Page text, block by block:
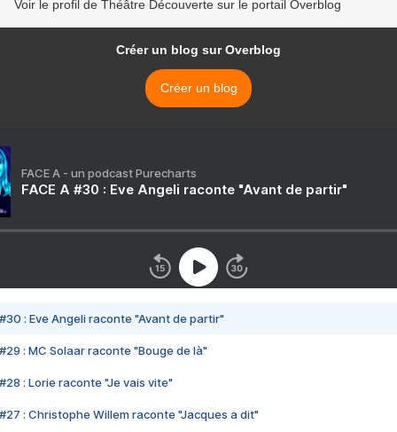
Voir le profil de Théâtre Découverte sur le portail Overblog
Créer un blog sur Overblog
Créer un blog
FACE A - un podcast Purecharts
FACE A #30 : Eve Angeli raconte "Avant de partir"
#30 : Eve Angeli raconte "Avant de partir"
#29 : MC Solaar raconte "Bouge de là"
#28 : Lorie raconte "Je vais vite"
#27 : Christophe Willem raconte "Jacques a dit"